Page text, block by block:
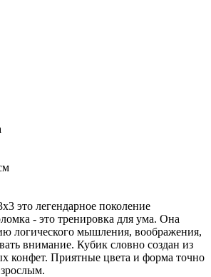
это легендарное поколение
- это тренировка для ума. Она
логического мышления, воображения,
внимание. Кубик словно создан из
конфет. Приятные цвета и форма точно